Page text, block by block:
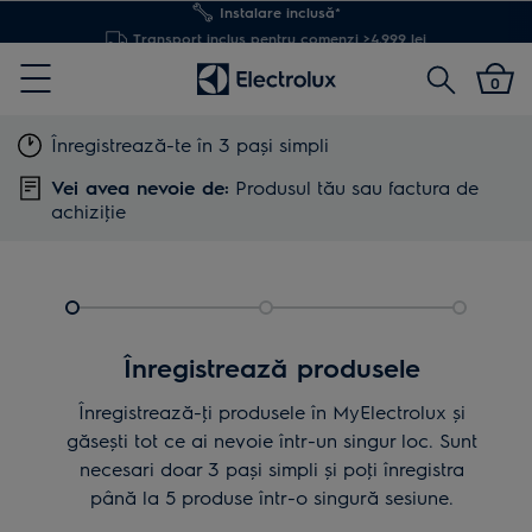
Transport inclus pentru comenzi >4.999 lei
Menu
Cautare0
Înregistrează-te în 3 pași simpli
Vei avea nevoie de: Produsul tău sau factura de
achiziţie
Înregistrează produsele
Înregistrează-ţi produsele în MyElectrolux și
găsești tot ce ai nevoie într-un singur loc. Sunt
necesari doar 3 pași simpli și poţi înregistra
până la 5 produse într-o singură sesiune.